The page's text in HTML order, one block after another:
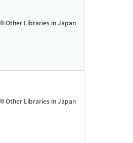
Other Libraries in Japan
Other Libraries in Japan